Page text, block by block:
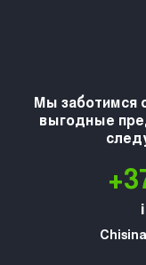
Мы заботимся
выгодные